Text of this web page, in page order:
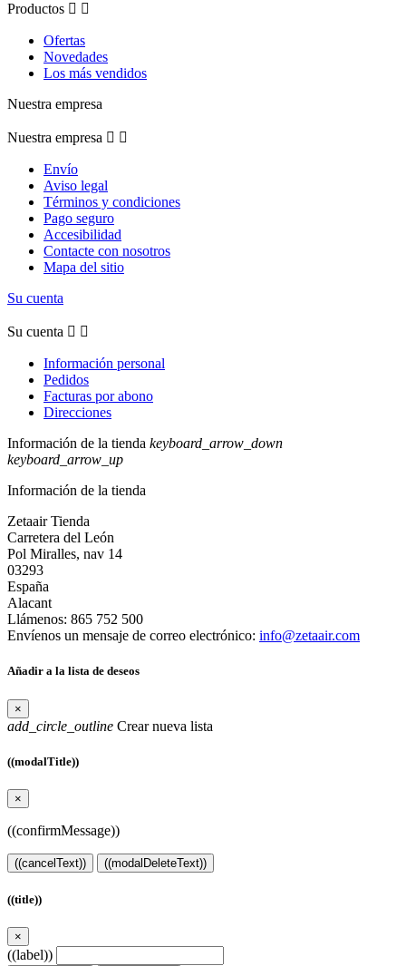
Productos  
Ofertas
Novedades
Los más vendidos
Nuestra empresa
Nuestra empresa  
Envío
Aviso legal
Términos y condiciones
Pago seguro
Accesibilidad
Contacte con nosotros
Mapa del sitio
Su cuenta
Su cuenta  
Información personal
Pedidos
Facturas por abono
Direcciones
Información de la tienda keyboard_arrow_down
keyboard_arrow_up
Información de la tienda
Zetaair Tienda
Carretera del León
Pol Miralles, nav 14
03293
España
Alacant
Llámenos: 865 752 500
Envíenos un mensaje de correo electrónico: info@zetaair.com
Añadir a la lista de deseos
×
add_circle_outline Crear nueva lista
((modalTitle))
×
((confirmMessage))
((cancelText)) ((modalDeleteText))
((title))
×
((label))